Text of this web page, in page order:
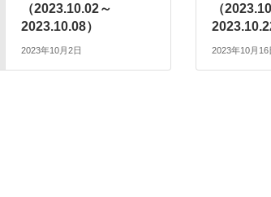
（2023.10.02～
2023.10.08）
2023年10月2日
（
2023年10月16